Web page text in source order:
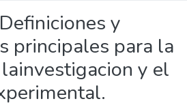
Definiciones y
principales para la
y el